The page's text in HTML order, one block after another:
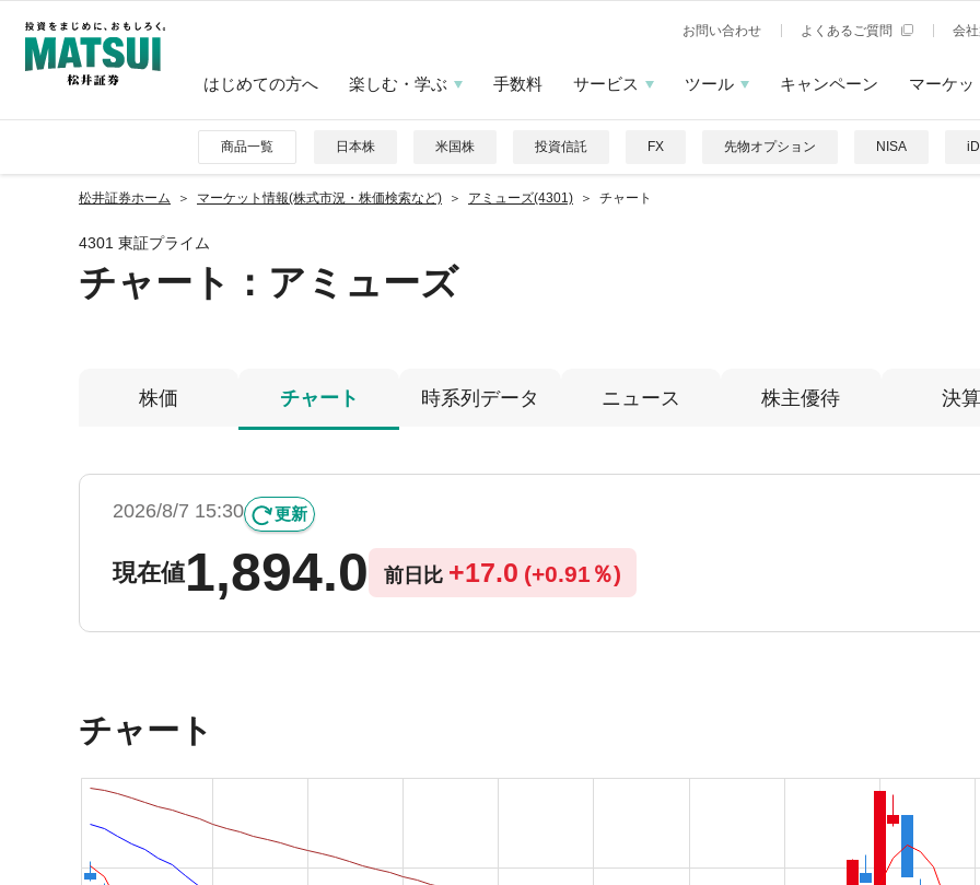
お問い合わせ よくあるご質問 会
はじめての方へ 楽しむ・学ぶ 手数料 サービス ツール キャンペーン マーケッ
商品一覧 日本株 米国株 投資信託 FX 先物オプション NISA
松井証券ホーム マーケット情報(株式市況・株価検索など) アミューズ(4301) チャート
4301 東証プライム
チャート： アミューズ
株価 チャート 時系列データ ニュース 株主優待 決算
2026/8/7 15:30 更新
現在値1,894.0 前日比 +17.0 (+0.91％)
チャート